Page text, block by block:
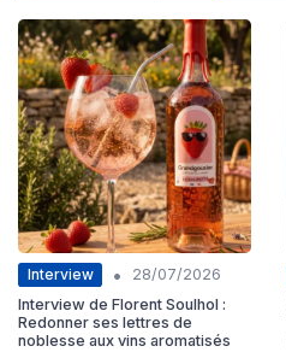
Interview •
28/07/2026
Interview de Florent Soulhol :
Redonner ses lettres de
noblesse aux vins aromatisés